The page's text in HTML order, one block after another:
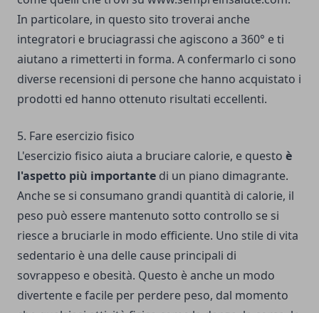
In particolare, in questo sito troverai anche
integratori e bruciagrassi che agiscono a 360° e ti
aiutano a rimetterti in forma. A confermarlo ci sono
diverse recensioni di persone che hanno acquistato i
prodotti ed hanno ottenuto risultati eccellenti.
5. Fare esercizio fisico
L'esercizio fisico aiuta a bruciare calorie, e questo è
l'aspetto più importante di un piano dimagrante.
Anche se si consumano grandi quantità di calorie, il
peso può essere mantenuto sotto controllo se si
riesce a bruciarle in modo efficiente. Uno stile di vita
sedentario è una delle cause principali di
sovrappeso e obesità. Questo è anche un modo
divertente e facile per perdere peso, dal momento